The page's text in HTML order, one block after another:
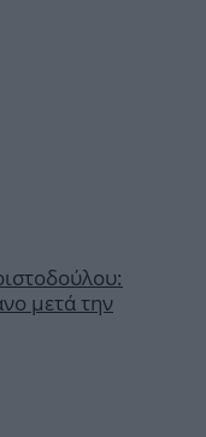
μετά την